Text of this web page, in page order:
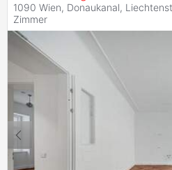
1090 Wien, Donaukanal,
Zimmer